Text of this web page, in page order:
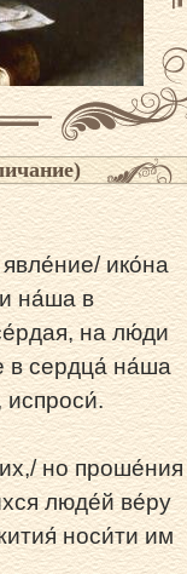
ико́на
на́ша в
на лю́ди
в сердца́ на́ша
но проше́ния
люде́й ве́ру
носи́ти им